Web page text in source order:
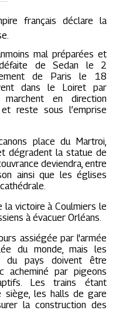
français déclare la
mal préparées et
de Sedan le 2
de Paris le 18
dans le Loiret par
en direction
et reste sous l’emprise
place du Martroi,
dégradent la statue de
deviendra, entre
ainsi que les églises
la victoire à Coulmiers le
à évacuer Orléans.
assiégée par l'armée
du monde, mais les
du pays doivent être
acheminé par pigeons
Les trains étant
siège, les halls de gare
la construction des